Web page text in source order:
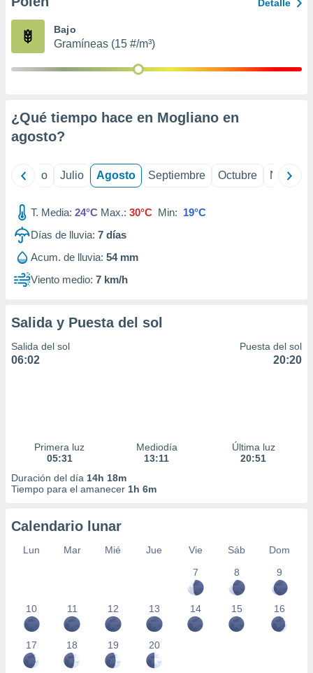
publicidad
1199
Detalle
Bajo
Gramíneas (15 #/m³)
¿Qué tiempo hace en Mogliano en
agosto?
Junio Julio Agosto Septiembre Octubre
T. Media: 24°C Max.: 30°C Min: 19°C
Días de lluvia: 7 días
Acum. de lluvia: 54 mm
Viento medio: 7 km/h
Salida y Puesta del sol
Salida del sol
06:02
Puesta del sol
20:20
Primera luz
05:31
Mediodía
13:11
Última luz
20:51
Duración del día 14h 18m
Tiempo para el amanecer 1h 6m
Calendario lunar
Lun Mar Mié Jue Vie Sáb
Dom
7
8 9
10 11 12 13 14 15 16
17 18 19 20